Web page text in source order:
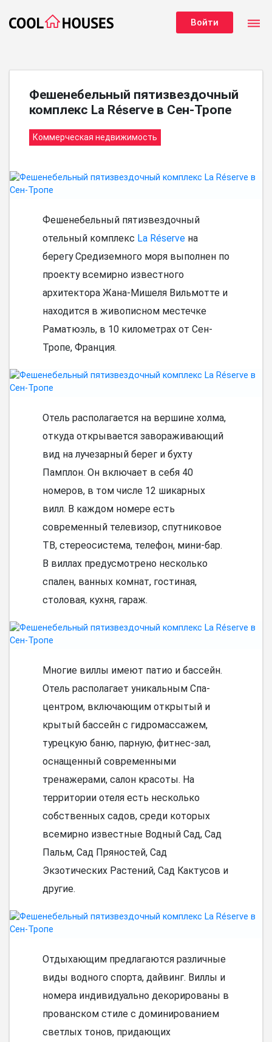
Войти dehaze
Фешенебельный пятизвездочный
комплекс La Réserve в Сен-Тропе
Коммерческая недвижимость
Фешенебельный пятизвездочный
отельный комплекс La Réserveна
берегу Средиземного моря выполнен по
проекту всемирно известного
архитектора Жана-Мишеля Вильмотте и
находится в живописном местечке
Раматюэль, в 10 километрах от Сен-
Тропе, Франция.
Отель располагается на вершине холма,
откуда открывается завораживающий
вид на лучезарный берег и бухту
Памплон. Он включает в себя 40
номеров, в том числе 12 шикарных
вилл. В каждом номере есть
современный телевизор, спутниковое
ТВ, стереосистема, телефон, мини-бар.
В виллах предусмотрено несколько
спален, ванных комнат, гостиная,
столовая, кухня, гараж.
Многие виллы имеют патио и бассейн.
Отель располагает уникальным Спа-
центром, включающим открытый и
крытый бассейн с гидромассажем,
турецкую баню, парную, фитнес-зал,
оснащенный современными
тренажерами, салон красоты. На
территории отеля есть несколько
собственных садов, среди которых
всемирно известные Водный Сад, Сад
Пальм, Сад Пряностей, Сад
Экзотических Растений, Сад Кактусов и
другие.
Отдыхающим предлагаются различные
виды водного спорта, дайвинг. Виллы и
номера индивидуально декорированы в
прованском стиле с доминированием
светлых тонов, придающих